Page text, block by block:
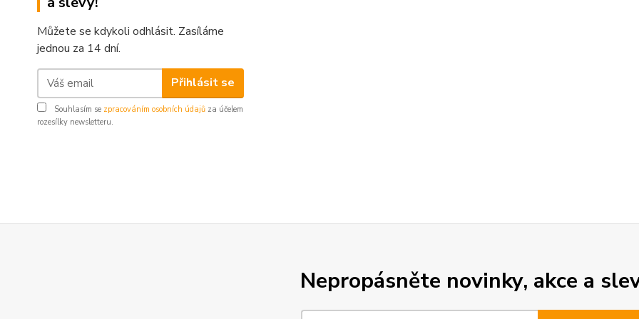
Můžete se kdykoli odhlásit. Zasíláme
jednou za 14 dní.
Přihlásit se
Souhlasím se zpracováním osobních údajů za účelem
rozesílky newsletteru.
Nepropásněte novinky, akce a